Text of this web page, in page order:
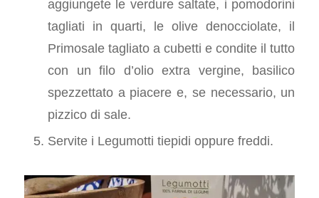
aggiungete le verdure saltate, i pomodorini
tagliati in quarti, le olive denocciolate, il
Primosale tagliato a cubetti e condite il tutto
con un filo d’olio extra vergine, basilico
spezzettato a piacere e, se necessario, un
pizzico di sale.
Servite i Legumotti tiepidi oppure freddi.